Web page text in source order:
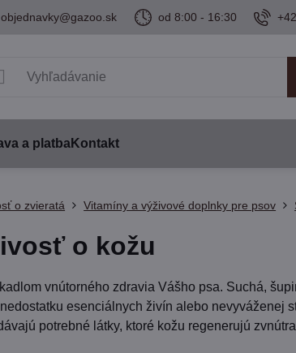
objednavky@gazoo.sk od 8:00 - 16:30
a platbaKontakt
o zvieratá Vitamíny a výživové doplnky pre psov
o kožu
vnútorného zdravia Vášho psa. Suchá,
esenciálnych živín alebo nevyváženej
potrebné látky, ktoré kožu regenerujú